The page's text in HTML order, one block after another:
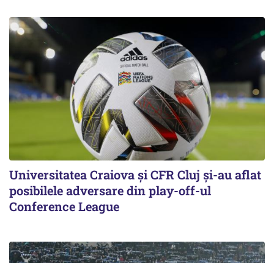
Universitatea Craiova și CFR Cluj și-au aflat
posibilele adversare din play-off-ul
Conference League